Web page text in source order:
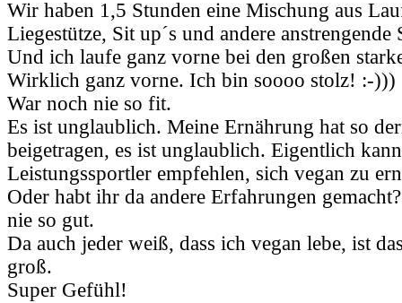
Wir haben 1,5 Stunden eine Mischung aus
Liegestütze, Sit up´s und andere anstrengende
Und ich laufe ganz vorne bei den großen
Wirklich ganz vorne. Ich bin soooo stolz! :-)))
War noch nie so fit.
Es ist unglaublich. Meine Ernährung hat so
beigetragen, es ist unglaublich. Eigentlich
Leistungssportler empfehlen, sich vegan zu
Oder habt ihr da andere Erfahrungen
nie so gut.
Da auch jeder weiß, dass ich vegan lebe, ist
groß.
Super Gefühl!